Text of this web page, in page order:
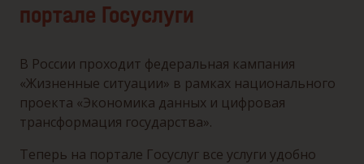
портале Госуслуги
В России проходит федеральная кампания
«Жизненные ситуации» в рамках национального
проекта «Экономика данных и цифровая
трансформация государства».
Теперь на портале Госуслуг все услуги удобно